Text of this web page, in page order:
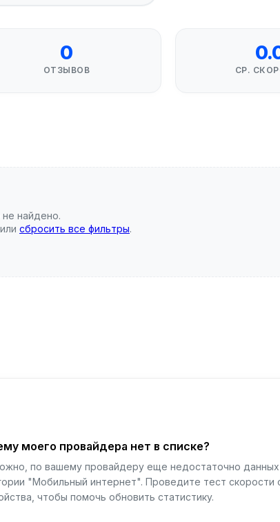
0
ОТЗЫВОВ СР.
найдено.
сбросить все фильтры.
моего провайдера нет в списке?
по вашему провайдеру еще недостаточно
"Мобильный интернет". Проведите тест скорости
чтобы помочь обновить статистику.